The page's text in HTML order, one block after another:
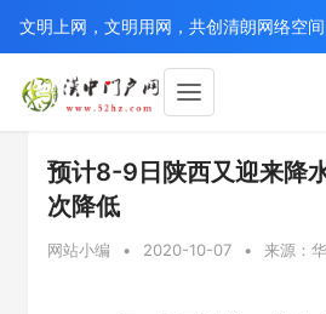
文明上网，文明用网，共创清朗网络空间
预计8-9日陕西又迎来降
次降低
网站小编 • 2020-10-07 • 来源：